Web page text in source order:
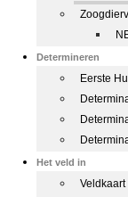
Determineren
Eerste
Het veld in
Veldkaart